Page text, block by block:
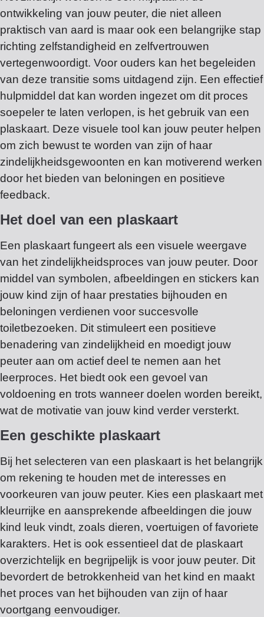
ontwikkeling van jouw peuter, die niet alleen
praktisch van aard is maar ook een belangrijke stap
richting zelfstandigheid en zelfvertrouwen
vertegenwoordigt. Voor ouders kan het begeleiden
van deze transitie soms uitdagend zijn. Een effectief
hulpmiddel dat kan worden ingezet om dit proces
soepeler te laten verlopen, is het gebruik van een
plaskaart. Deze visuele tool kan jouw peuter helpen
om zich bewust te worden van zijn of haar
zindelijkheidsgewoonten en kan motiverend werken
door het bieden van beloningen en positieve
feedback.
Het doel van een plaskaart
Een plaskaart fungeert als een visuele weergave
van het zindelijkheidsproces van jouw peuter. Door
middel van symbolen, afbeeldingen en stickers kan
jouw kind zijn of haar prestaties bijhouden en
beloningen verdienen voor succesvolle
toiletbezoeken. Dit stimuleert een positieve
benadering van zindelijkheid en moedigt jouw
peuter aan om actief deel te nemen aan het
leerproces. Het biedt ook een gevoel van
voldoening en trots wanneer doelen worden bereikt,
wat de motivatie van jouw kind verder versterkt.
Een geschikte plaskaart
Bij het selecteren van een plaskaart is het belangrijk
om rekening te houden met de interesses en
voorkeuren van jouw peuter. Kies een plaskaart met
kleurrijke en aansprekende afbeeldingen die jouw
kind leuk vindt, zoals dieren, voertuigen of favoriete
karakters. Het is ook essentieel dat de plaskaart
overzichtelijk en begrijpelijk is voor jouw peuter. Dit
bevordert de betrokkenheid van het kind en maakt
het proces van het bijhouden van zijn of haar
voortgang eenvoudiger.